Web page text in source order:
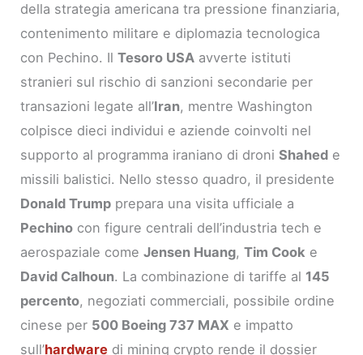
della strategia americana tra pressione finanziaria,
contenimento militare e diplomazia tecnologica
con Pechino. IlTesoro USA avverte istituti
stranieri sul rischio di sanzioni secondarie per
transazioni legate all’Iran, mentre Washington
colpisce dieci individui e aziende coinvolti nel
supporto al programma iraniano di droniShahed e
missili balistici. Nello stesso quadro, il presidente
Donald Trump prepara una visita ufficiale a
Pechino con figure centrali dell’industria tech e
aerospaziale comeJensen Huang,Tim Cook e
David Calhoun. La combinazione di tariffe al 145
percento, negoziati commerciali, possibile ordine
cinese per 500 Boeing 737 MAX e impatto
sull’hardware di mining crypto rende il dossier